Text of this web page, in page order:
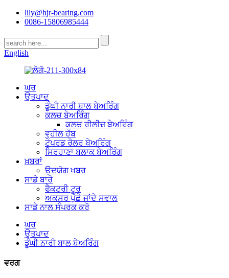
lily@hjr-bearing.com
0086-15806985444
English
ਘਰ
ਉਤਪਾਦ
ਡੂੰਘੀ ਨਾਰੀ ਬਾਲ ਬੇਅਰਿੰਗ
ਕਲਚ ਬੇਅਰਿੰਗ
ਕਲਚ ਰੀਲੀਜ਼ ਬੇਅਰਿੰਗ
ਵ੍ਹੀਲ ਹੱਬ
ਟੇਪਰਡ ਰੋਲਰ ਬੇਅਰਿੰਗ
ਸਿਰਹਾਣਾ ਬਲਾਕ ਬੇਅਰਿੰਗ
ਖ਼ਬਰਾਂ
ਉਦਯੋਗ ਖਬਰ
ਸਾਡੇ ਬਾਰੇ
ਫੈਕਟਰੀ ਟੂਰ
ਅਕਸਰ ਪੁੱਛੇ ਜਾਂਦੇ ਸਵਾਲ
ਸਾਡੇ ਨਾਲ ਸੰਪਰਕ ਕਰੋ
ਘਰ
ਉਤਪਾਦ
ਡੂੰਘੀ ਨਾਰੀ ਬਾਲ ਬੇਅਰਿੰਗ
ਵਰਗ